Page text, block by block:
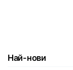
Най-нови